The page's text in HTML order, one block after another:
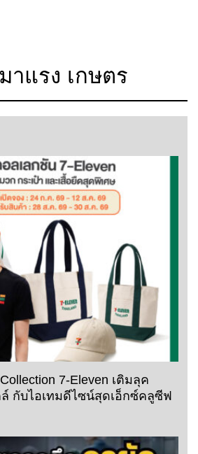
าแรง เกษตร
7-Eleven เติมลุค
กับไอเทมดีไซน์สุดเอ็กซ์คลูซีฟ